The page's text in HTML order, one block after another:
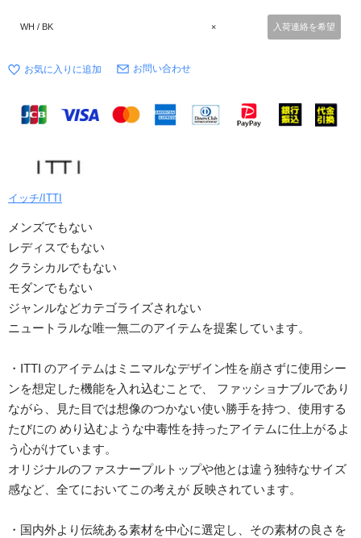
WH / BK × 入荷連絡を希望
お問い合わせ
イッチ/ITTI
メンズでもない
レディスでもない
クラシカルでもない
モダンでもない
ジャンルなどカテゴライズされない
ニュートラルな唯一無二のアイテムを提案しています。
・ITTI のアイテムはミニマルなデザイン性を崩さずに使用シー
ンを想定した機能を入れ込むことで、 ファッショナブルであり
ながら、見た目では想像のつかない使い勝手を持つ、使用する
たびにの めり込むような中毒性を持ったアイテムに仕上がるよ
う心がけています。
オリジナルのファスナープルトップや他とは違う独特なサイズ
感など、全てにおいてこの考えが 反映されています。
・国内外より伝統ある素材を中心に選定し、その素材の良さを